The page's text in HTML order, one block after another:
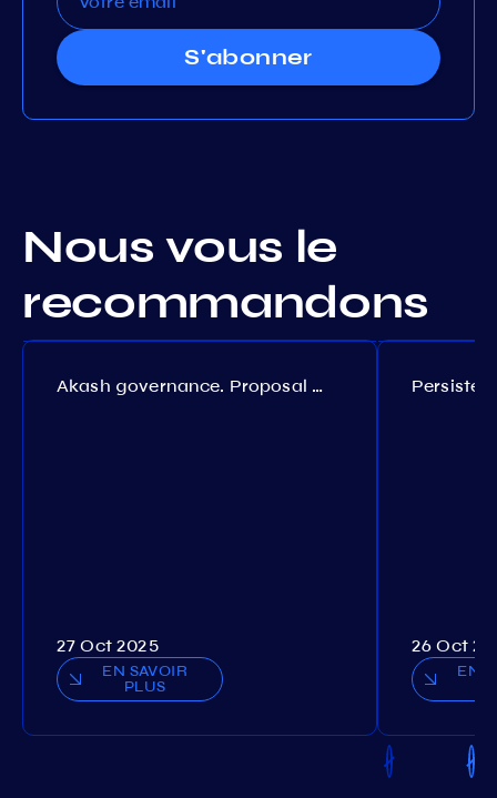
S'abonner
Nous vous le
recommandons
Akash governance. Proposal №308
27 Oct 2025
EN SAVOIR
PLUS
26 Oct
EN